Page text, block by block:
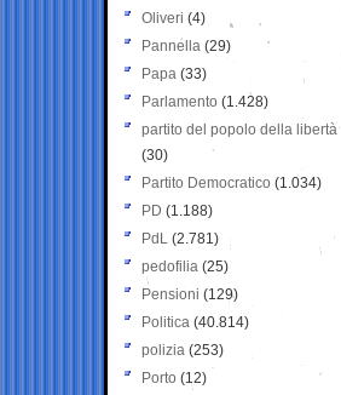
Oliveri (4)
Pannella (29)
Papa (33)
Parlamento (1.428)
partito del popolo della libertà
(30)
Partito Democratico (1.034)
PD (1.188)
PdL (2.781)
pedofilia (25)
Pensioni (129)
Politica (40.814)
polizia (253)
Porto (12)